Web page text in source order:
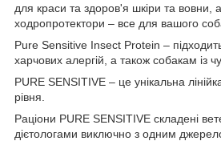
для краси та здоров'я шкіри та вовни,
ходропротектори – все для вашого
Pure Sensitive Insect Protein –
харчових алергій, а також собакам із
PURE SENSITIVE – це унікальна
рівня.
Раціони PURE SENSITIVE складені
дієтологами виключно з одним